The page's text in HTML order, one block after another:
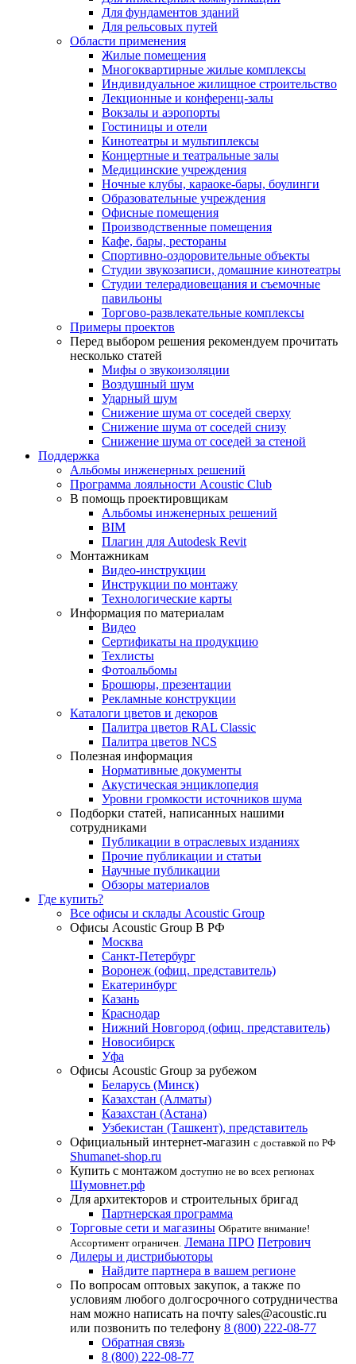
Для фундаментов зданий
Для рельсовых путей
Области применения
Жилые помещения
Многоквартирные жилые комплексы
Индивидуальное жилищное строительство
Лекционные и конференц-залы
Вокзалы и аэропорты
Гостиницы и отели
Кинотеатры и мультиплексы
Концертные и театральные залы
Медицинские учреждения
Ночные клубы, караоке-бары, боулинги
Образовательные учреждения
Офисные помещения
Производственные помещения
Кафе, бары, рестораны
Спортивно-оздоровительные объекты
Студии звукозаписи, домашние кинотеатры
Студии телерадиовещания и съемочные
павильоны
Торгово-развлекательные комплексы
Примеры проектов
Перед выбором решения рекомендуем прочитать
несколько статей
Мифы о звукоизоляции
Воздушный шум
Ударный шум
Снижение шума от соседей сверху
Снижение шума от соседей снизу
Снижение шума от соседей за стеной
Поддержка
Альбомы инженерных решений
Программа лояльности Acoustic Club
В помощь проектировщикам
Альбомы инженерных решений
BIM
Плагин для Autodesk Revit
Монтажникам
Видео-инструкции
Инструкции по монтажу
Технологические карты
Информация по материалам
Видео
Сертификаты на продукцию
Техлисты
Фотоальбомы
Брошюры, презентации
Рекламные конструкции
Каталоги цветов и декоров
Палитра цветов RAL Сlassic
Палитра цветов NCS
Полезная информация
Нормативные документы
Акустическая энциклопедия
Уровни громкости источников шума
Подборки статей, написанных нашими
сотрудниками
Публикации в отраслевых изданиях
Прочие публикации и статьи
Научные публикации
Обзоры материалов
Где купить?
Все офисы и склады Acoustic Group
Офисы Acoustic Group В РФ
Москва
Санкт-Петербург
Воронеж (офиц. представитель)
Екатеринбург
Казань
Краснодар
Нижний Новгород (офиц. представитель)
Новосибирск
Уфа
Офисы Acoustic Group за рубежом
Беларусь (Минск)
Казахстан (Алматы)
Казахстан (Астана)
Узбекистан (Ташкент), представитель
Официальный интернет-магазин с доставкой по РФ
Shumanet-shop.ru
Купить с монтажом доступно не во всех регионах
Шумовнет.рф
Для архитекторов и строительных бригад
Партнерская программа
Торговые сети и магазины Обратите внимание!
Ассортимент ограничен. Лемана ПРО Петрович
Дилеры и дистрибьюторы
Найдите партнера в вашем регионе
По вопросам оптовых закупок, а также по
условиям любого долгосрочного сотрудничества
нам можно написать на почту sales@acoustic.ru
или позвонить по телефону 8 (800) 222-08-77
Обратная связь
8 (800) 222-08-77